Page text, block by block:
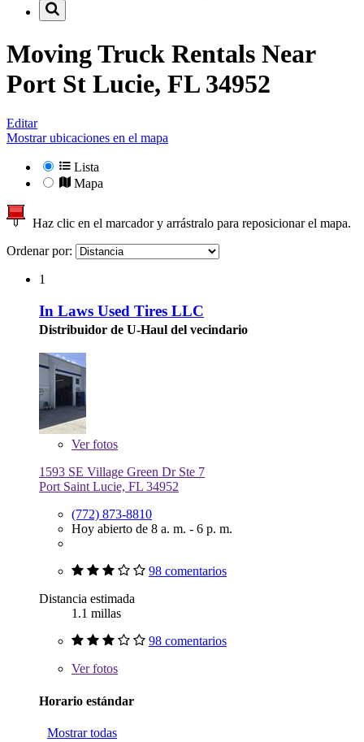
Moving Truck Rentals Near
Port St Lucie, FL 34952
Editar
Mostrar ubicaciones en el mapa
Lista
Mapa
Haz clic en el marcador y arrástralo para reposicionar el mapa.
Ordenar por:
1
In Laws Used Tires LLC
Distribuidor de U-Haul del vecindario
Verfotos
1593 SE Village Green Dr Ste 7
Port Saint Lucie, FL 34952
(772) 873-8810
Hoy abierto de 8 a. m. - 6 p. m.
98 comentarios
Distancia estimada
1.1 millas
98 comentarios
Verfotos
Horario estándar
Mostrar todas